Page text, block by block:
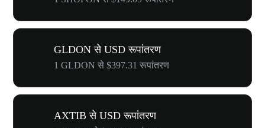
GLDON से USD रूपांतरण
1 GLDON से $397.31 रूपांतरण
AXTIB से USD रूपांतरण